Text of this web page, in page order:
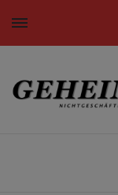
Nichtgeschäftliche